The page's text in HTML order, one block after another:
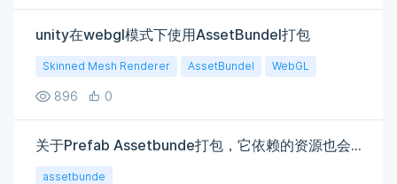
unity在webgl模式下使用AssetBundel打包
Skinned Mesh Renderer AssetBundel WebGL
896 0
关于Prefab Assetbunde打包，它依赖的资源也会打包出去还是说只是维持对资源引用？
assetbunde